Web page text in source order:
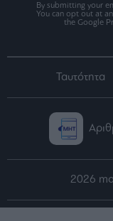
By submitting your
You can opt out at
the Google
Ταυτότητα
2026